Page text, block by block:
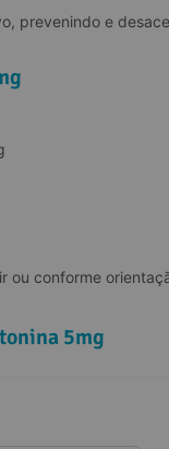
prevenindo e
ou conforme
5mg